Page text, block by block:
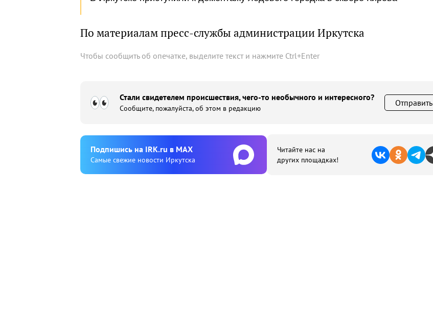
По материалам пресс-службы администрации Иркутска
Чтобы сообщить об опечатке, выделите текст и нажмите Ctrl+Enter
Стали свидетелем происшествия, чего-то необычного и интересного?
Сообщите, пожалуйста, об этом в редакцию
Отправить
Подпишиcь на IRK.ru в MAX
Cамые свежие новости Иркутска
Читайте нас на
других площадках!